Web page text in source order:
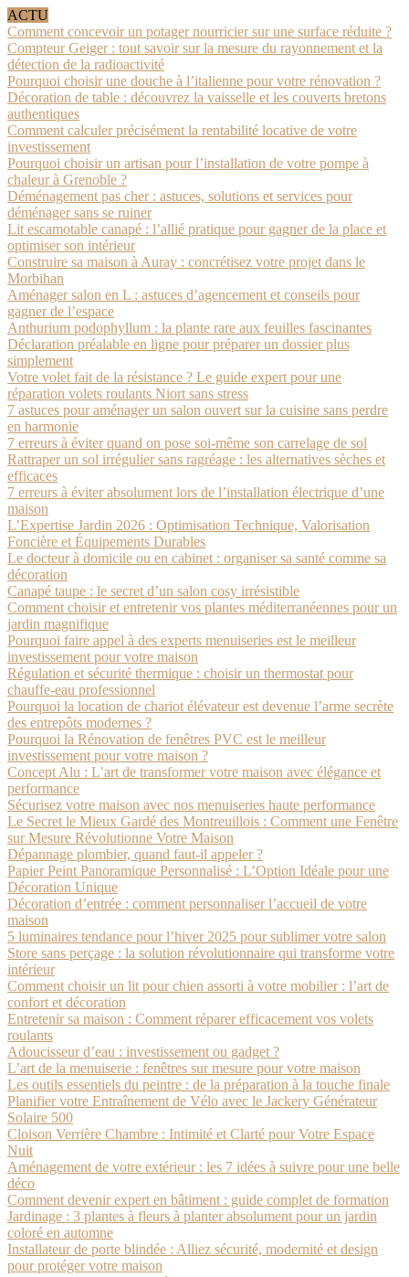
ACTU
Comment concevoir un potager nourricier sur une surface réduite ?
Compteur Geiger : tout savoir sur la mesure du rayonnement et la
détection de la radioactivité
Pourquoi choisir une douche à l’italienne pour votre rénovation ?
Décoration de table : découvrez la vaisselle et les couverts bretons
authentiques
Comment calculer précisément la rentabilité locative de votre
investissement
Pourquoi choisir un artisan pour l’installation de votre pompe à
chaleur à Grenoble ?
Déménagement pas cher : astuces, solutions et services pour
déménager sans se ruiner
Lit escamotable canapé : l’allié pratique pour gagner de la place et
optimiser son intérieur
Construire sa maison à Auray : concrétisez votre projet dans le
Morbihan
Aménager salon en L : astuces d’agencement et conseils pour
gagner de l’espace
Anthurium podophyllum : la plante rare aux feuilles fascinantes
Déclaration préalable en ligne pour préparer un dossier plus
simplement
Votre volet fait de la résistance ? Le guide expert pour une
réparation volets roulants Niort sans stress
7 astuces pour aménager un salon ouvert sur la cuisine sans perdre
en harmonie
7 erreurs à éviter quand on pose soi-même son carrelage de sol
Rattraper un sol irrégulier sans ragréage : les alternatives sèches et
efficaces
7 erreurs à éviter absolument lors de l’installation électrique d’une
maison
L’Expertise Jardin 2026 : Optimisation Technique, Valorisation
Foncière et Équipements Durables
Le docteur à domicile ou en cabinet : organiser sa santé comme sa
décoration
Canapé taupe : le secret d’un salon cosy irrésistible
Comment choisir et entretenir vos plantes méditerranéennes pour un
jardin magnifique
Pourquoi faire appel à des experts menuiseries est le meilleur
investissement pour votre maison
Régulation et sécurité thermique : choisir un thermostat pour
chauffe-eau professionnel
Pourquoi la location de chariot élévateur est devenue l’arme secrète
des entrepôts modernes ?
Pourquoi la Rénovation de fenêtres PVC est le meilleur
investissement pour votre maison ?
Concept Alu : L’art de transformer votre maison avec élégance et
performance
Sécurisez votre maison avec nos menuiseries haute performance
Le Secret le Mieux Gardé des Montreuillois : Comment une Fenêtre
sur Mesure Révolutionne Votre Maison
Dépannage plombier, quand faut-il appeler ?
Papier Peint Panoramique Personnalisé : L’Option Idéale pour une
Décoration Unique
Décoration d’entrée : comment personnaliser l’accueil de votre
maison
5 luminaires tendance pour l’hiver 2025 pour sublimer votre salon
Store sans perçage : la solution révolutionnaire qui transforme votre
intérieur
Comment choisir un lit pour chien assorti à votre mobilier : l’art de
confort et décoration
Entretenir sa maison : Comment réparer efficacement vos volets
roulants
Adoucisseur d’eau : investissement ou gadget ?
L’art de la menuiserie : fenêtres sur mesure pour votre maison
Les outils essentiels du peintre : de la préparation à la touche finale
Planifier votre Entraînement de Vélo avec le Jackery Générateur
Solaire 500
Cloison Verrière Chambre : Intimité et Clarté pour Votre Espace
Nuit
Aménagement de votre extérieur : les 7 idées à suivre pour une belle
déco
Comment devenir expert en bâtiment : guide complet de formation
Jardinage : 3 plantes à fleurs à planter absolument pour un jardin
coloré en automne
Installateur de porte blindée : Alliez sécurité, modernité et design
pour protéger votre maison